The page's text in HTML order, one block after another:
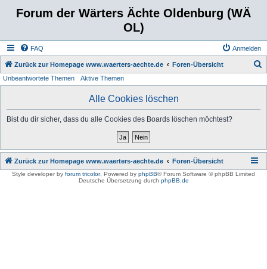
Forum der Wärters Ächte Oldenburg (WÄ
OL)
FAQ Anmelden
Zurück zur Homepage www.waerters-aechte.de Foren-Übersicht
Unbeantwortete Themen Aktive Themen
Alle Cookies löschen
Bist du dir sicher, dass du alle Cookies des Boards löschen möchtest?
Zurück zur Homepage www.waerters-aechte.de Foren-Übersicht
Style developer by forum tricolor, Powered by phpBB® Forum Software © phpBB Limited
Deutsche Übersetzung durch phpBB.de